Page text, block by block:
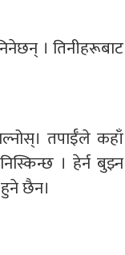
। तिनीहरूबाट
तपाईँले कहाँ
। हेर्न बुझ्न
छैन।